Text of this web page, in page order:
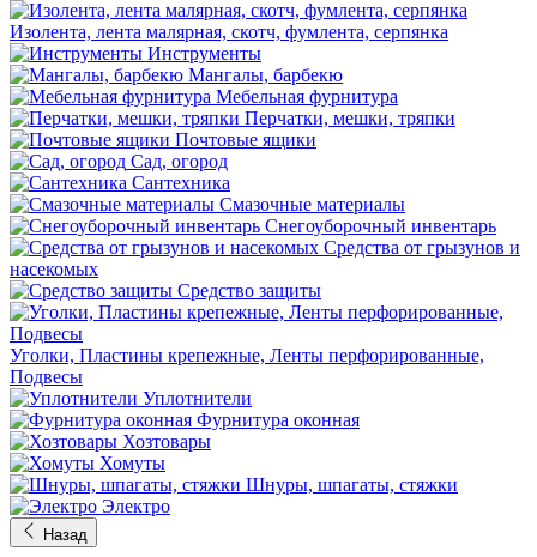
Изолента, лента малярная, скотч, фумлента, серпянка
Инструменты
Мангалы, барбекю
Мебельная фурнитура
Перчатки, мешки, тряпки
Почтовые ящики
Сад, огород
Сантехника
Смазочные материалы
Снегоуборочный инвентарь
Средства от грызунов и
насекомых
Средство защиты
Уголки, Пластины крепежные, Ленты перфорированные,
Подвесы
Уплотнители
Фурнитура оконная
Хозтовары
Хомуты
Шнуры, шпагаты, стяжки
Электро
Назад